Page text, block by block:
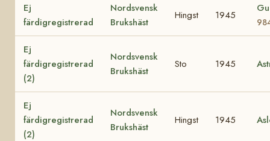
Ej
färdigregistrerad
Nordsvensk
Brukshäst
Hingst 1945
Ej
färdigregistrerad
(2)
Nordsvensk
Brukshäst
Sto 1945
Ej
färdigregistrerad
(2)
Nordsvensk
Brukshäst
Hingst 1945